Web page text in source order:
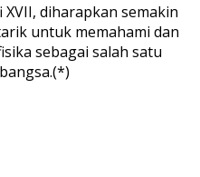
diharapkan semakin
untuk memahami dan
sebagai salah satu